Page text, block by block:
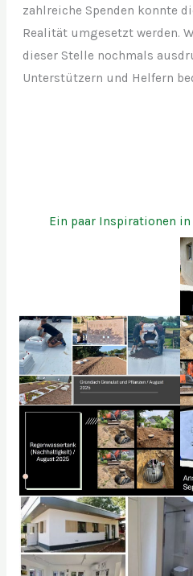
zahlreiche Spenden konnte
Realität umgesetzt werden.
dieser Stelle nochmals
Unterstützern und Helfern
Ein paar Inspirationen